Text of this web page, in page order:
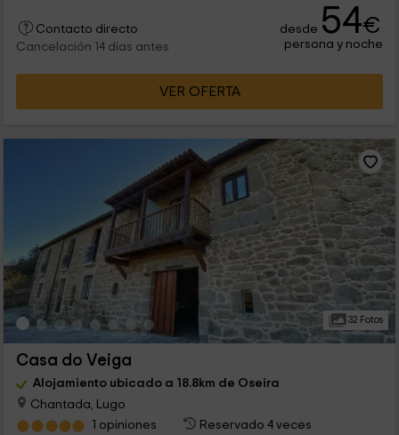
Contacto directo
Cancelación 14 días antes
desde 54€
persona y noche
VER OFERTA
32 Fotos
Casa do Veiga
Alojamiento ubicado a 18.8km de Oseira
Chantada, Lugo
1 opiniones
Reservado 4 veces